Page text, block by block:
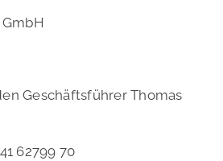
Geschäftsführer Thomas
62799 70